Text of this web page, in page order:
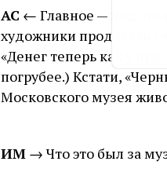
АС ← Главное — под
художники продавали
«Денег теперь как у
погрубее.) Кстати,
Московского музея
ИМ → Что это был за